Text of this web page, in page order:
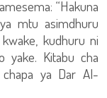
“Hakuna
mtu asimdhuru
kudhuru ni
yake. Kitabu cha
chapa ya Dar Al-